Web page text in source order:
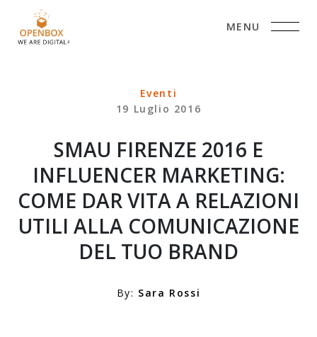
MENU
Eventi
19 Luglio 2016
SMAU FIRENZE 2016 E
INFLUENCER MARKETING:
COME DAR VITA A RELAZIONI
UTILI ALLA COMUNICAZIONE
DEL TUO BRAND
By: Sara Rossi